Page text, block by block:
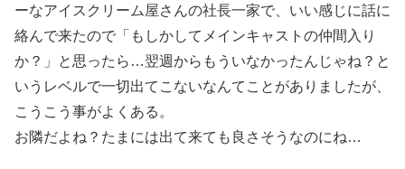
ーなアイスクリーム屋さんの社長一家で、いい感じに話に
絡んで来たので「もしかしてメインキャストの仲間入り
か？」と思ったら…翌週からもういなかったんじゃね？と
いうレベルで一切出てこないなんてことがありましたが、
こうこう事がよくある。
お隣だよね？たまには出て来ても良さそうなのにね…